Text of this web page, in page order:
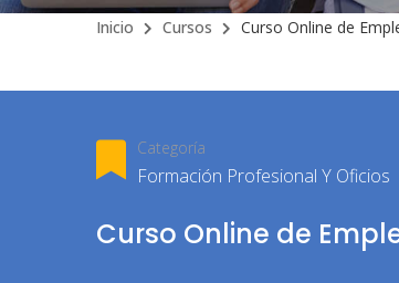
Inicio Cursos Curso Online de
Categoría
Formación Profesional Y Oficios
Curso Online de